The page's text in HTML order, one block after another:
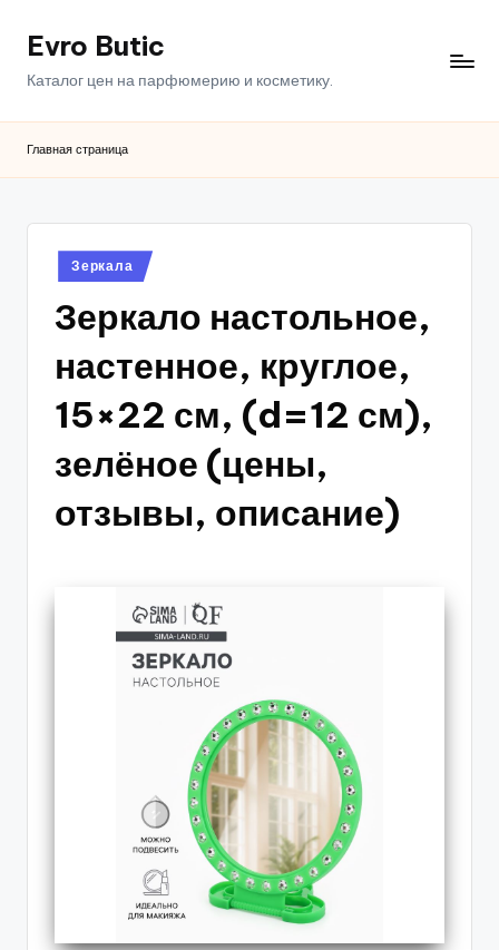
ПерейтиEvro Butic
Каталог цен на парфюмерию и косметику.
Главная страница
Опубликовано
в
Зеркала
Зеркало настольное,
настенное, круглое,
15×22 см, (d=12 см),
зелёное (цены,
отзывы, описание)